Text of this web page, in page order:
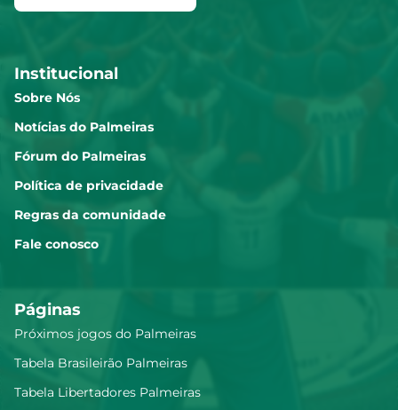
Institucional
Sobre Nós
Notícias do Palmeiras
Fórum do Palmeiras
Política de privacidade
Regras da comunidade
Fale conosco
Páginas
Próximos jogos do Palmeiras
Tabela Brasileirão Palmeiras
Tabela Libertadores Palmeiras